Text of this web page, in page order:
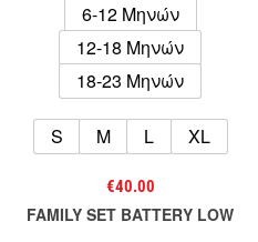
6-12 Μηνών
12-18 Μηνών
18-23 Μηνών
S M L XL
FAMILY SET BATTERY LOW
€40.00